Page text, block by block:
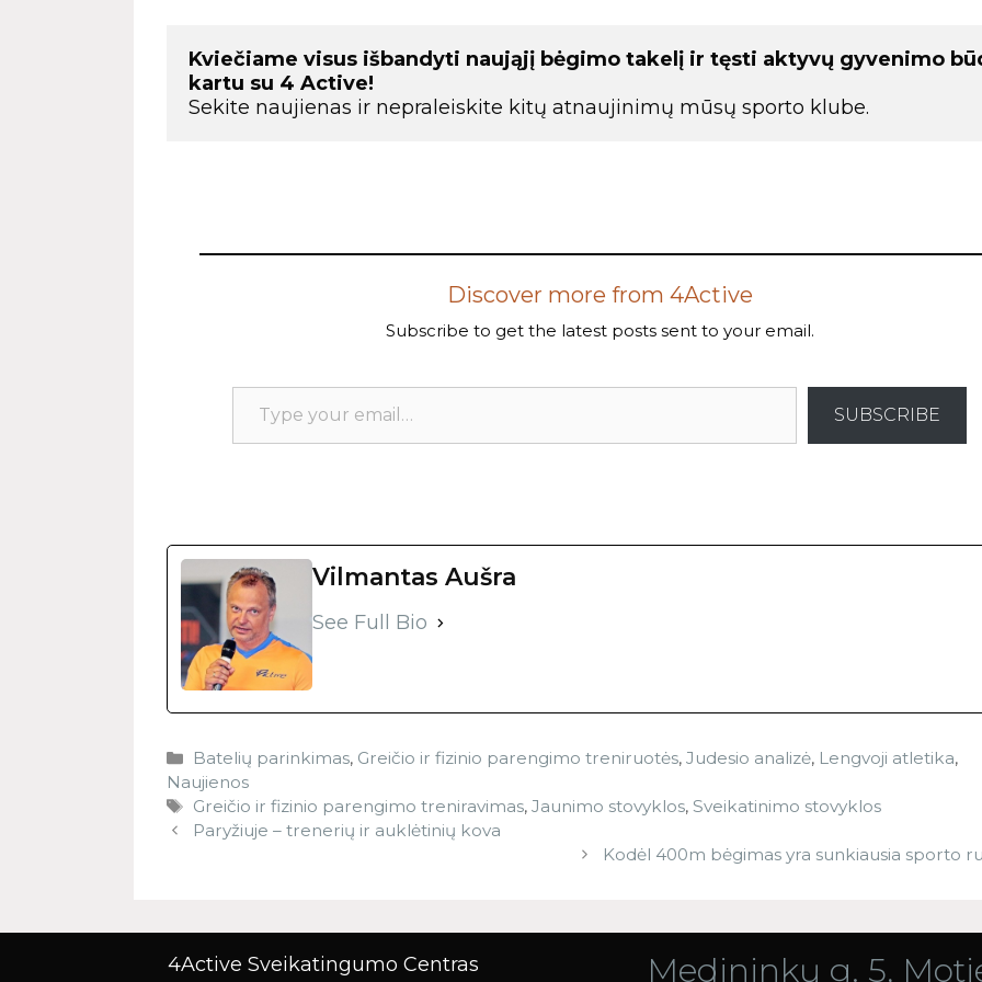
Kviečiame visus išbandyti naująjį bėgimo takelį ir tęsti aktyvų gyvenimo
kartu su 4 Active!
Sekite naujienas ir nepraleiskite kitų atnaujinimų mūsų sporto klube.
Discover more from 4Active
Subscribe to get the latest posts sent to your email.
SUBSCRIBE
Vilmantas Aušra
See Full Bio
Batelių parinkimas, Greičio ir fizinio parengimo treniruotės,Judesio analizė, Lengvoji atletika,
Naujienos
Greičio ir fizinio parengimo treniravimas,Jaunimo stovyklos,Sveikatinimo stovyklos
Paryžiuje – trenerių ir auklėtinių kova
Kodėl 400m bėgimas yra sunkiausia sporto
4Active Sveikatingumo Centras Medininkų g. 5,